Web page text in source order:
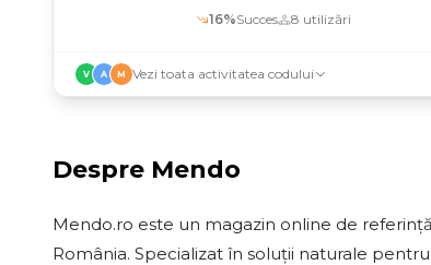
16%Succes 8 utilizări
V A M Vezi toata activitatea codului
Despre Mendo
Mendo.ro este un magazin online de
România. Specializat în soluții naturale